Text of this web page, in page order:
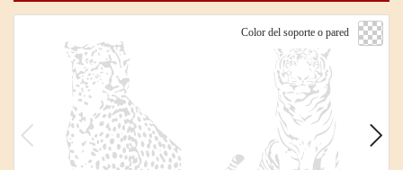
Color del soporte o pared